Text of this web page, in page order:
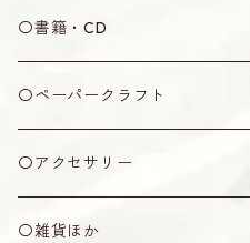
その他
七宝焼製
黒木製
竹製
弦
2号
1.5号
カラクイ
黒木
紫檀
ケース・袋
袋
ショルダー・天キャップ
なんじぃ
限定１点
アウトレット
〇書籍・CD
書籍
CD
〇ペーパークラフト
ミニシーサー
その他
〇アクセサリー
〇雑貨ほか